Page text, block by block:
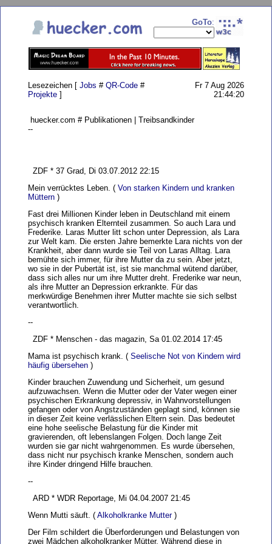
GoTo:
Lesezeichen [ Jobs # QR-Code #
Projekte ]
Fr 7 Aug 2026
21:44:20
huecker.com # Publikationen | Treibsandkinder
--
ZDF * 37 Grad, Di 03.07.2012 22:15
Mein verrücktes Leben. ( Von starken Kindern und kranken
Müttern )
Fast drei Millionen Kinder leben in Deutschland mit einem
psychisch kranken Elternteil zusammen. So auch Lara und
Frederike. Laras Mutter litt schon unter Depression, als Lara
zur Welt kam. Die ersten Jahre bemerkte Lara nichts von der
Krankheit, aber dann wurde sie Teil von Laras Alltag. Lara
bemühte sich immer, für ihre Mutter da zu sein. Aber jetzt,
wo sie in der Pubertät ist, ist sie manchmal wütend darüber,
dass sich alles nur um ihre Mutter dreht. Frederike war neun,
als ihre Mutter an Depression erkrankte. Für das
merkwürdige Benehmen ihrer Mutter machte sie sich selbst
verantwortlich.
--
ZDF * Menschen - das magazin, Sa 01.02.2014 17:45
Mama ist psychisch krank. ( Seelische Not von Kindern wird
häufig übersehen )
Kinder brauchen Zuwendung und Sicherheit, um gesund
aufzuwachsen. Wenn die Mutter oder der Vater wegen einer
psychischen Erkrankung depressiv, in Wahnvorstellungen
gefangen oder von Angstzuständen geplagt sind, können sie
in dieser Zeit keine verlässlichen Eltern sein. Das bedeutet
eine hohe seelische Belastung für die Kinder mit
gravierenden, oft lebenslangen Folgen. Doch lange Zeit
wurden sie gar nicht wahrgenommen. Es wurde übersehen,
dass nicht nur psychisch kranke Menschen, sondern auch
ihre Kinder dringend Hilfe brauchen.
--
ARD * WDR Reportage, Mi 04.04.2007 21:45
Wenn Mutti säuft. ( Alkoholkranke Mutter)
Der Film schildert die Überforderungen und Belastungen von
zwei Mädchen alkoholkranker Mütter. Während diese in